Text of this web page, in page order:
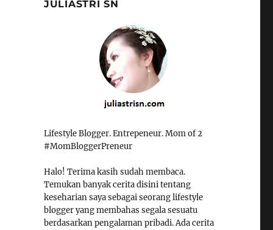
JULIASTRI SN
Lifestyle Blogger. Entrepeneur. Mom of 2
#MomBloggerPreneur
Halo! Terima kasih sudah membaca.
Temukan banyak cerita disini tentang
keseharian saya sebagai seorang lifestyle
blogger yang membahas segala sesuatu
berdasarkan pengalaman pribadi. Ada cerita